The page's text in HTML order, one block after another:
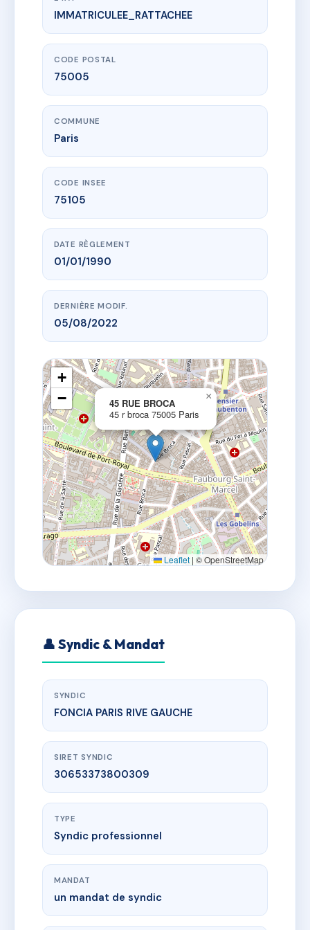
www.vme.plus/AC6590608
45 RUE BROCA
45 r broca
IMMATRICULEE_RATTACHEE
CODE POSTAL
75005
COMMUNE
Paris
CODE INSEE
75105
DATE RÈGLEMENT
01/01/1990
DERNIÈRE MODIF.
05/08/2022
45 RUE BROCA
45 r broca 75005 Paris
×
+
−
Leaflet | © OpenStreetMap
👤 Syndic & Mandat
SYNDIC
FONCIA PARIS RIVE GAUCHE
SIRET SYNDIC
30653373800309
TYPE
Syndic professionnel
MANDAT
un mandat de syndic